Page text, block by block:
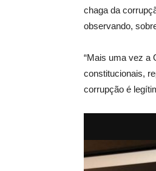
chaga da
observando,
“Mais uma vez a
constitucionais,
corrupção é